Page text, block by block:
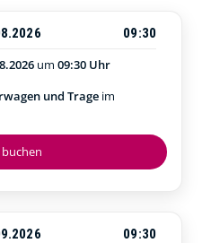
09:30
um 09:30 Uhr
und Trage im
09:30